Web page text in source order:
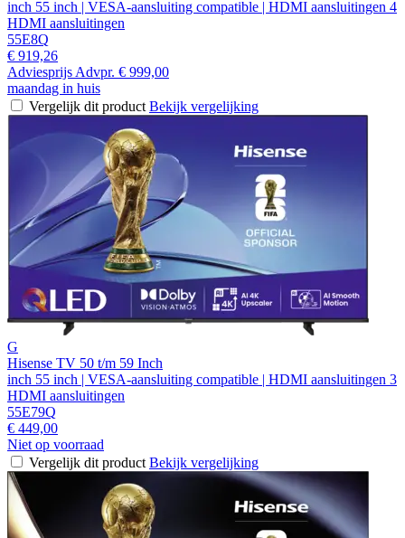
inch 55 inch | VESA-aansluiting compatible | HDMI aansluitingen 4
HDMI aansluitingen
55E8Q
€ 919,26
Adviesprijs Advpr. € 999,00
maandag in huis
Vergelijk dit product Bekijk vergelijking
G
Hisense TV 50 t/m 59 Inch
inch 55 inch | VESA-aansluiting compatible | HDMI aansluitingen 3
HDMI aansluitingen
55E79Q
€ 449,00
Niet op voorraad
Vergelijk dit product Bekijk vergelijking